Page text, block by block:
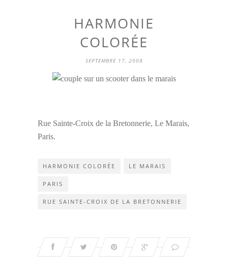
HARMONIE
COLORÉE
SEPTEMBRE 17, 2008
Rue Sainte-Croix de la Bretonnerie, Le Marais,
Paris.
HARMONIE COLORÉE LE MARAIS
PARIS
RUE SAINTE-CROIX DE LA BRETONNERIE